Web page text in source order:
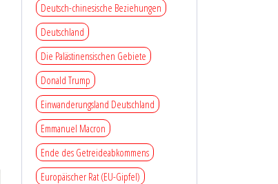
Deutsch-chinesische Beziehungen
Deutschland
Die Palästinensischen Gebiete
Donald Trump
Einwanderungsland Deutschland
Emmanuel Macron
Ende des Getreideabkommens
Europäischer Rat (EU-Gipfel)